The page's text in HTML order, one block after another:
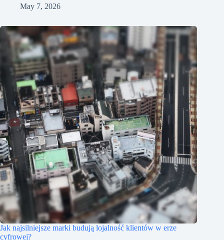
May 7, 2026
Jak najsilniejsze marki budują lojalność klientów w erze
cyfrowej?